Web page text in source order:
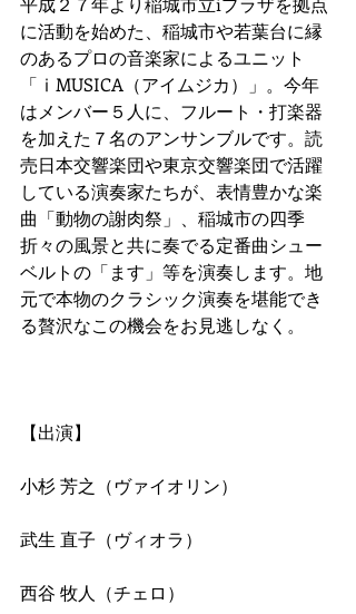
に活動を始めた、稲城市や若葉台に縁
のあるプロの音楽家によるユニット
「ⅰMUSICA（アイムジカ）」。今年
はメンバー５人に、フルート・打楽器
を加えた７名のアンサンブルです。読
売日本交響楽団や東京交響楽団で活躍
している演奏家たちが、表情豊かな楽
曲「動物の謝肉祭」、稲城市の四季
折々の風景と共に奏でる定番曲シュー
ベルトの「ます」等を演奏します。地
元で本物のクラシック演奏を堪能でき
る贅沢なこの機会をお見逃しなく。
【出演】
小杉 芳之（ヴァイオリン）
武生 直子（ヴィオラ）
西谷 牧人（チェロ）